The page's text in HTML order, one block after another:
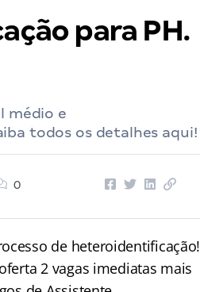
para PH.
médio e
todos os detalhes aqui!
0
de heteroidentificação!
oferta 2 vagas imediatas mais